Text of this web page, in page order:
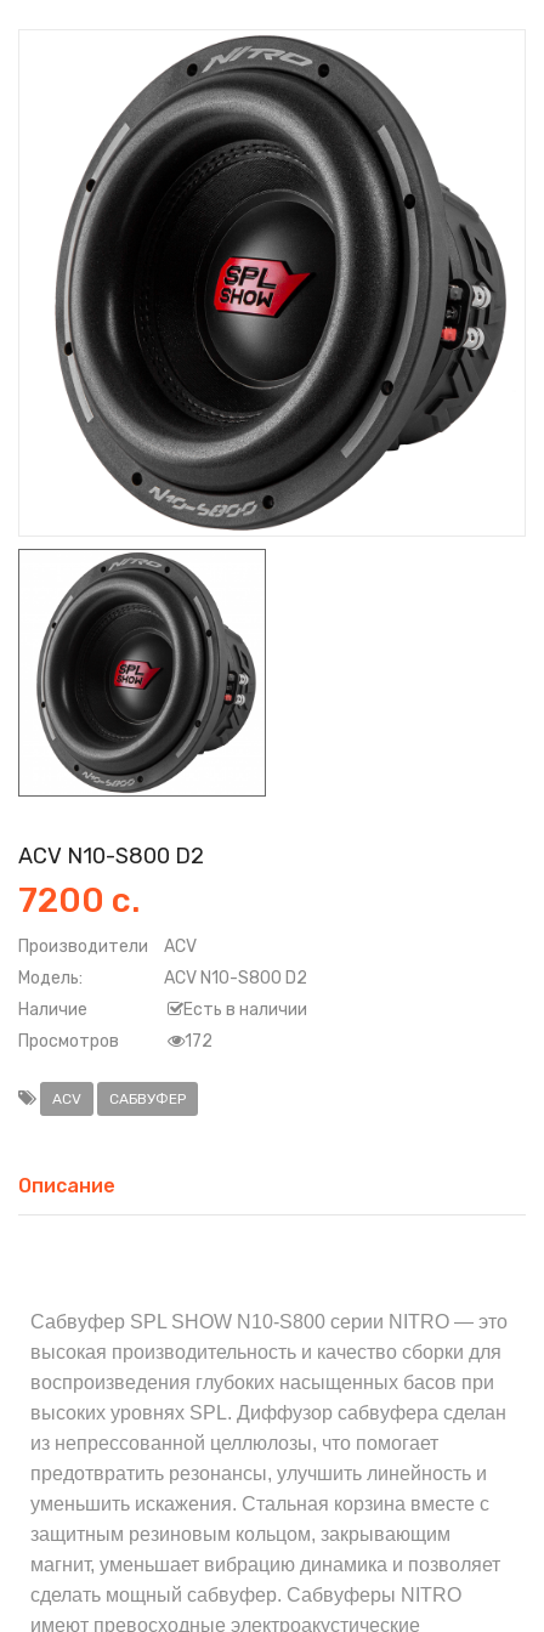
ACV N10-S800 D2
7200 с.
Производители
ACV
Модель:
ACV N10-S800 D2
Наличие
Есть в наличии
Просмотров
172
ACV САБВУФЕР
Описание
Сабвуфер SPL SHOW N10-S800 серии NITRO — это
высокая производительность и качество сборки для
воспроизведения глубоких насыщенных басов при
высоких уровнях SPL. Диффузор сабвуфера сделан
из непрессованной целлюлозы, что помогает
предотвратить резонансы, улучшить линейность и
уменьшить искажения. Стальная корзина вместе с
защитным резиновым кольцом, закрывающим
магнит, уменьшает вибрацию динамика и позволяет
сделать мощный сабвуфер. Сабвуферы NITRO
имеют превосходные электроакустические